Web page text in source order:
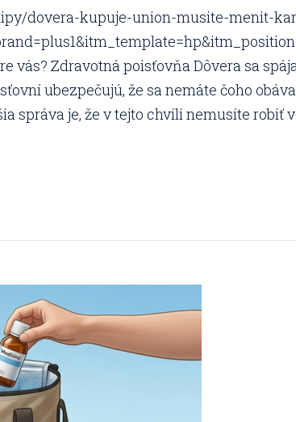
dovera-kupuje-union-musite-menit-
vás? Zdravotná poisťovňa Dôvera sa
ubezpečujú, že sa nemáte čoho
správa je, že v tejto chvíli nemusíte robiť